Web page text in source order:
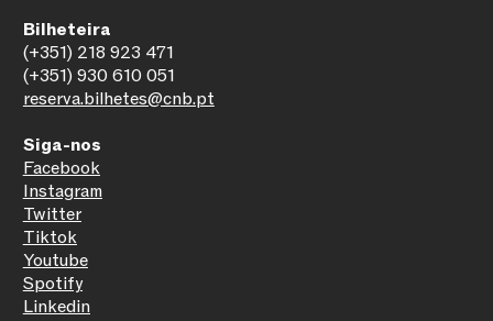
Siga-nos
Facebook
Instagram
Twitter
Tiktok
Youtube
Spotify
Linkedin
Bilheteira
(+351) 218 923 471
(+351) 930 610 051
reserva.bilhetes@cnb.pt